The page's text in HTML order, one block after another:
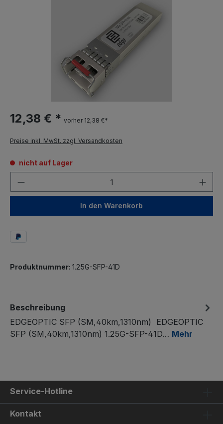
12,38 € * vorher 12,38 €*
Preise inkl. MwSt. zzgl. Versandkosten
nicht auf Lager
In den Warenkorb
Produktnummer: 1.25G-SFP-41D
Beschreibung
EDGEOPTIC SFP (SM,40km,1310nm) EDGEOPTIC
SFP (SM,40km,1310nm) 1.25G-SFP-41D… Mehr
Service-Hotline
Kontakt